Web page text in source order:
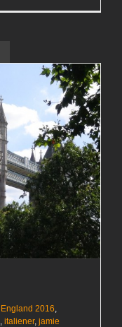
England 2016
italiener, jamie